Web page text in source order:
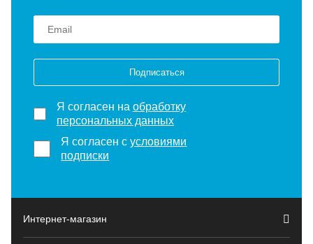
Подписаться
Я согласен на обработку
персональных данных
Я согласен сусловиями
подписки
Интернет-магазин